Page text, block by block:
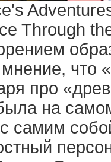
Through
что
про
на
самим